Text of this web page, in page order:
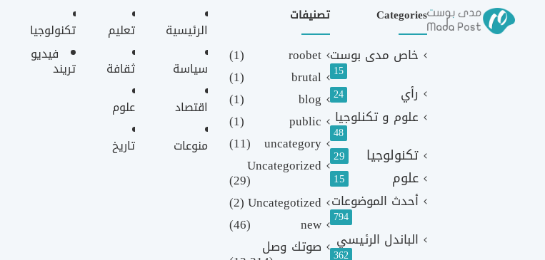
Categories
خاص مدى بوست
15
رأي 24
علوم و تكنلوجيا
48
تكنولوجيا 29
علوم 15
أحدث الموضوعات
794
الباندل الرئيسي
362
تصنيفات
roobet
(1)
brutal
(1)
blog
(1)
public
(1)
uncategory
(11)
Uncategorized
(29)
Uncategotized
(2)
new
(46)
صوتك وصل
الرئيسية
سياسة
اقتصاد
منوعات
تعليم
ثقافة
علوم
تاريخ
تكنولوجيا
فيديو
تريند